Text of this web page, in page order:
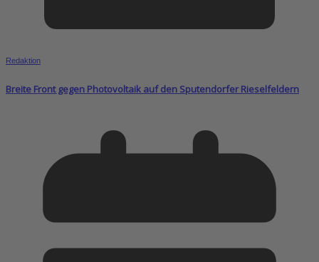
Redaktion
Breite Front gegen Photovoltaik auf den Sputendorfer Rieselfeldern